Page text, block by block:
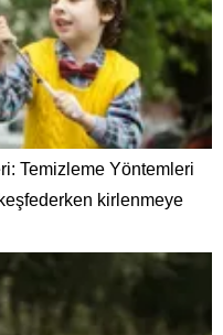
Temizleme Yöntemleri
kirlenmeye